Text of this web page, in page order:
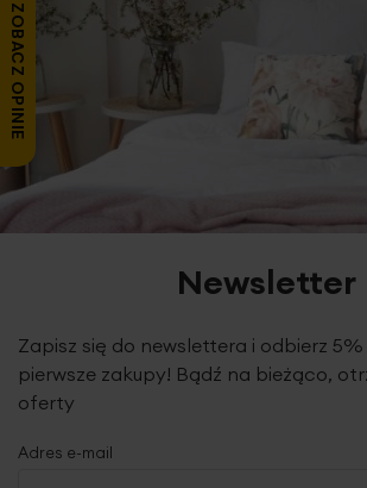
Newsletter
Zapisz się do newslettera i odbierz
pierwsze zakupy! Bądź na bieżąco,
oferty
Adres e-mail
ZOBACZ OPINIE